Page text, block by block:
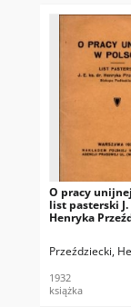
O pracy
list pasterski J.
Henryka
Przeździecki,
1932
książka